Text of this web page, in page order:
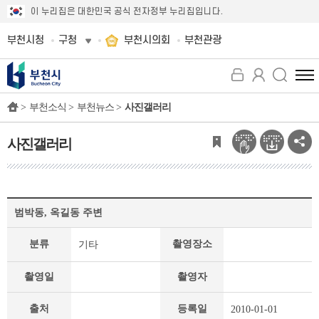
이 누리집은 대한민국 공식 전자정부 누리집입니다.
부천시청 구청 부천시의회 부천관광
전
체
뉴
보
기
> 부천소식 > 부천뉴스 > 사진갤러리
사진갤러리
진
리
세
범박동, 옥길동 주변
분류 기타 촬영장소
촬영일 촬영자
출처 등록일 2010-01-01